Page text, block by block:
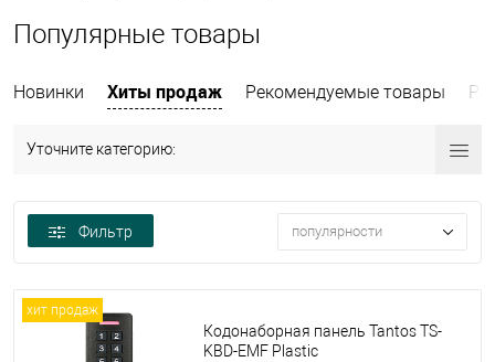
Популярные товары
Новинки Хиты продаж Рекомендуемые товары
Уточните категорию:
Фильтр популярности
хит продаж
Кодонаборная панель Tantos TS-
KBD-EMF Plastic